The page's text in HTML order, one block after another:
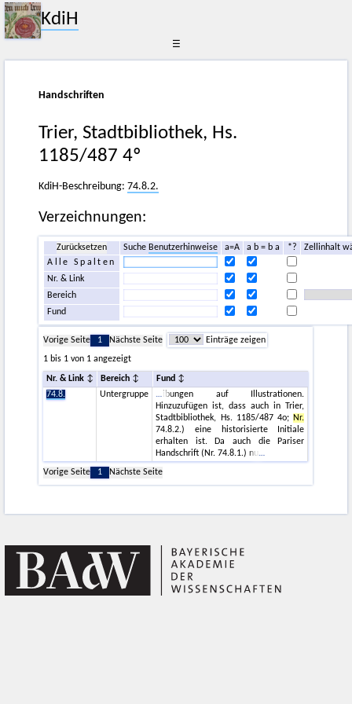
KdiH
☰
Handschriften
Trier, Stadtbibliothek, Hs.
1185/487 4º
KdiH-Beschreibung:74.8.2.
Verzeichnungen:
Zurücksetzen Suche Benutzerhinweise a=A a b = b a *?
Zellinhalt
Alle Spalten
Nr. & Link
Bereich
Fund
Vorige Seite 1 Nächste Seite
Einträge zeigen
1 bis 1 von 1 angezeigt
Nr. & Link Bereich
Fund
74.8.
Untergruppe
ibungen auf Illustrationen.
Hinzuzufügen ist, dass auch in Trier,
Stadtbibliothek, Hs. 1185/487 4o; Nr.
74.8.2.) eine historisierte Initiale
erhalten ist. Da auch die Pariser
Handschrift (Nr. 74.8.1.) nu
Vorige Seite
1 Nächste Seite